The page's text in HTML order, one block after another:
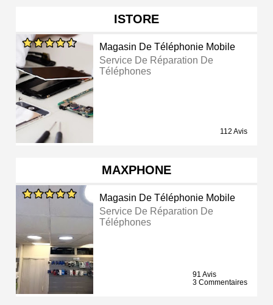
ISTORE
Magasin De Téléphonie Mobile
Service De Réparation De
Téléphones
112 Avis
MAXPHONE
Magasin De Téléphonie Mobile
Service De Réparation De
Téléphones
91 Avis
3 Commentaires